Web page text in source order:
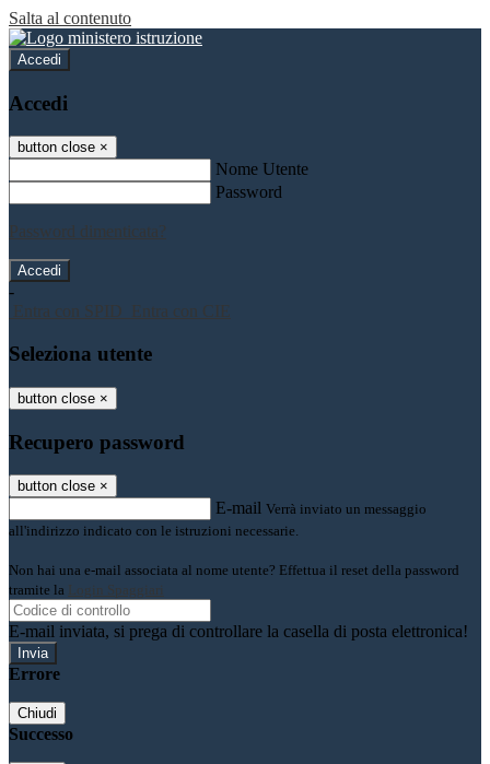
Salta al contenuto
Accedi
Accedi
button close ×
Nome Utente
Password
Password dimenticata?
-
Entra con SPID
Entra con CIE
Seleziona utente
button close ×
Recupero password
button close ×
E-mail Verrà inviato un messaggio
all'indirizzo indicato con le istruzioni necessarie.
Non hai una e-mail associata al nome utente? Effettua il reset della password
tramite la Login Spaggiari
E-mail inviata, si prega di controllare la casella di posta elettronica!
Errore
Chiudi
Successo